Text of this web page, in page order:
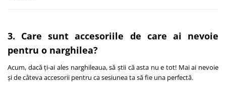
3. Care sunt accesoriile de care ai nevoie
pentru o narghilea?
Acum, dacă ți-ai ales narghileaua, să știi că asta nu e tot! Mai ai nevoie
și de câteva accesorii pentru ca sesiunea ta să fie una perfectă.